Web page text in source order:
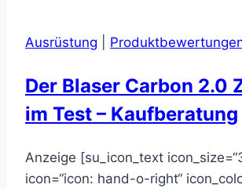
Ausrüstung
Der Blaser Carbon 2.0
im Test – Kaufberatung
Anzeige [su_icon_text
icon=“icon: hand-o-right“